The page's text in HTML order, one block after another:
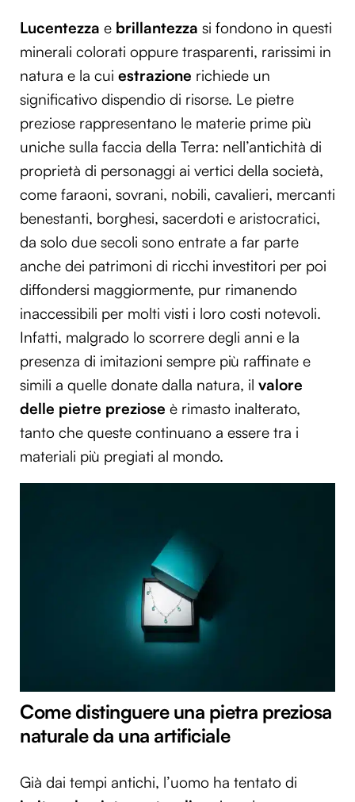
Lucentezza e brillantezza si fondono in questi
minerali colorati oppure trasparenti, rarissimi in
natura e la cui estrazione richiede un
significativo dispendio di risorse. Le pietre
preziose rappresentano le materie prime più
uniche sulla faccia della Terra: nell’antichità di
proprietà di personaggi ai vertici della società,
come faraoni, sovrani, nobili, cavalieri, mercanti
benestanti, borghesi, sacerdoti e aristocratici,
da solo due secoli sono entrate a far parte
anche dei patrimoni di ricchi investitori per poi
diffondersi maggiormente, pur rimanendo
inaccessibili per molti visti i loro costi notevoli.
Infatti, malgrado lo scorrere degli anni e la
presenza di imitazioni sempre più raffinate e
simili a quelle donate dalla natura, il valore
delle pietre preziose è rimasto inalterato,
tanto che queste continuano a essere tra i
materiali più pregiati al mondo.
Come distinguere una pietra preziosa
naturale da una artificiale
Già dai tempi antichi, l’uomo ha tentato di